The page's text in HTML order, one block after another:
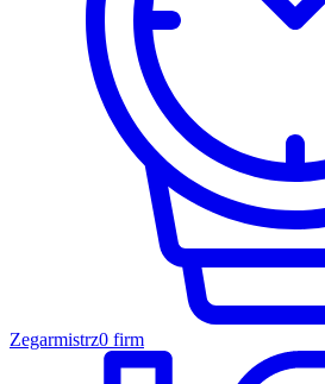
Zegarmistrz0 firm